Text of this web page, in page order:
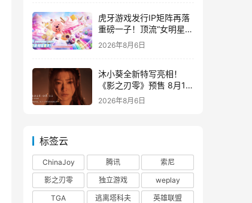
虎牙游戏发行IP矩阵再落
重磅一子！顶流“女明星”
ZANMANG LOOPY 正版
3D消除手游《消消奇遇》
2026年8月6日
沐小葵全新特写亮相！
《影之刃零》预售 8月12
日开启
2026年8月6日
标签云
ChinaJoy 腾讯
索尼
影之刃零
独立游戏
weplay
TGA
逃离塔科夫
英雄联盟